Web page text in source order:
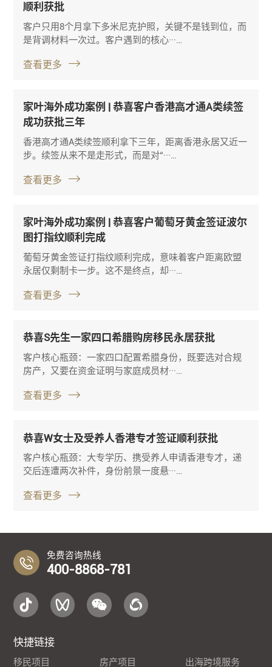
顺利获批
客户只用8个月拿下多米尼克护照，关键不是钱到位，而
是背调材料一次过。客户遇到的核心···…
查看更多
家叶海外成功案例 | 恭喜客户香港高才通A类续签
成功获批三年
香港高才通A类续签顺利拿下三年，距离香港永居又近一
步。续签从来不是走形式，而是对“···…
查看更多
家叶海外成功案例 | 恭喜客户葡萄牙黄金签证波尔
图打指纹顺利完成
葡萄牙黄金签证打指纹顺利完成，意味着客户距离欧盟
永居仅剩制卡一步。这不是终点，却···…
查看更多
恭喜S先生一家四口希腊购房移民永居获批
客户核心瓶颈：一家四口配置希腊身份，既要选对合规
房产，又要在资金证明与家庭成员材···…
查看更多
恭喜W女士及受养人香港专才签证顺利获批
客户核心瓶颈：大专学历、携受养人申请香港专才，递
交后连遭两次补件，身份前景一度悬···…
查看更多
免费咨询热线
400-8868-781
快捷链接
移民项目 房产项目 出海跨境服务